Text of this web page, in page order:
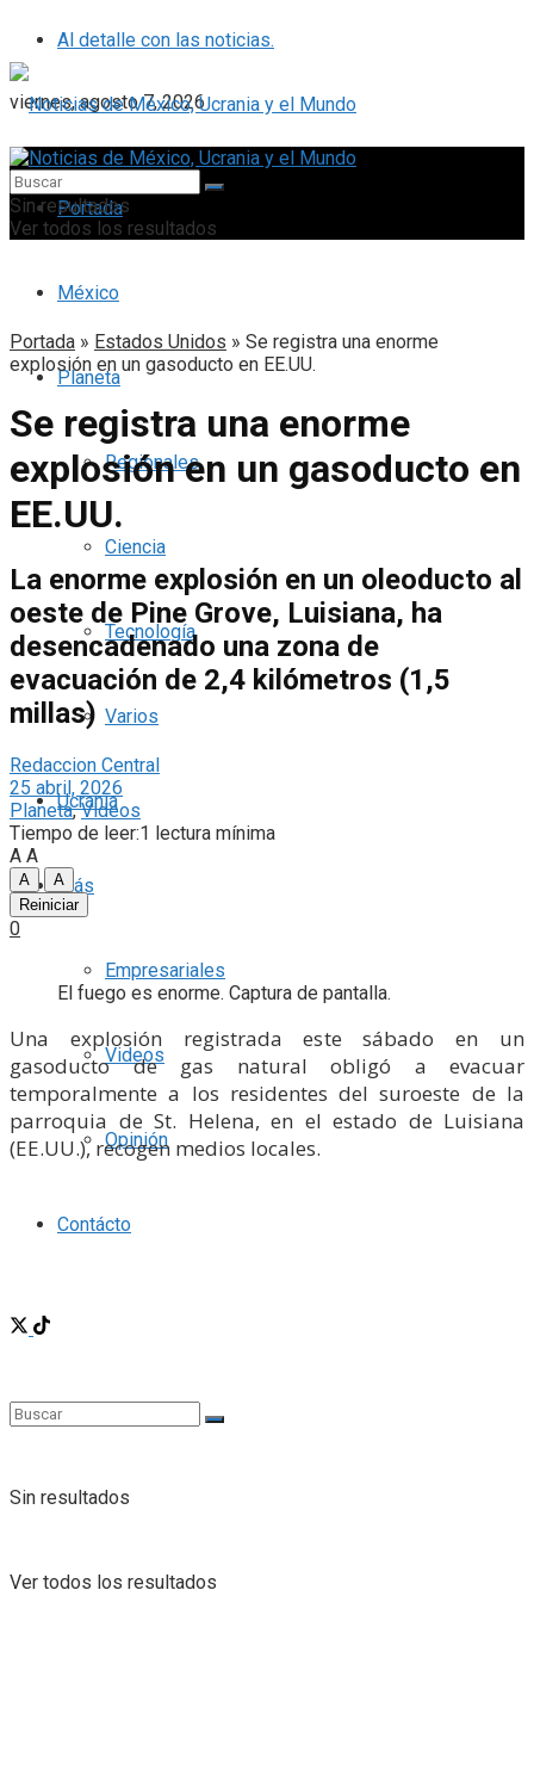
Al detalle con las noticias.
viernes, agosto 7, 2026
Portada
México
Planeta
Regionales
Ciencia
Tecnología
Varios
Ucrania
Más
Empresariales
Videos
Opinión
Contácto
Sin resultados
Ver todos los resultados
Sin resultados
Ver todos los resultados
Portada » Estados Unidos » Se registra una enorme
explosión en un gasoducto en EE.UU.
Se registra una enorme
explosión en un gasoducto en
EE.UU.
La enorme explosión en un oleoducto al
oeste de Pine Grove, Luisiana, ha
desencadenado una zona de
evacuación de 2,4 kilómetros (1,5
millas)
Redaccion Central
25 abril, 2026
Planeta,Videos
Tiempo de leer:1 lectura mínima
A A
A
A
Reiniciar
0
El fuego es enorme. Captura de pantalla.
Una explosión registrada este sábado en un
gasoducto de gas natural obligó a evacuar
temporalmente a los residentes del suroeste de la
parroquia de St. Helena, en el estado de Luisiana
(EE.UU.), recogen medios locales.